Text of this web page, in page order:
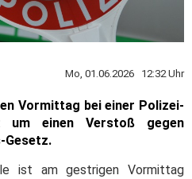
Mo, 01.06.2026 12:32 Uhr
Vormittag bei einer Polizei-
einen Verstoß gegen
Gesetz.
ist am gestrigen Vormittag